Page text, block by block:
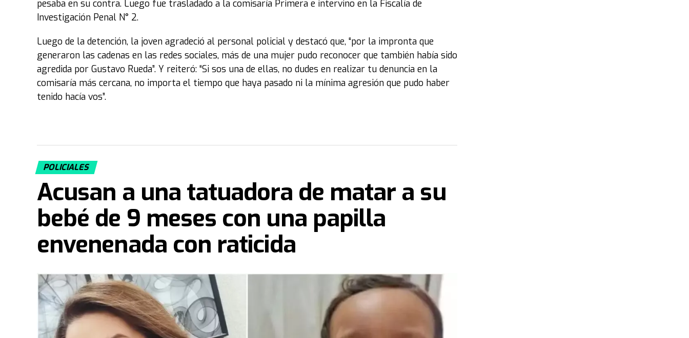
pesaba en su contra. Luego fue trasladado a la comisaría Primera e intervino en la Fiscalía de
Investigación Penal N° 2.
Luego de la detención, la joven agradeció al personal policial y destacó que, “por la impronta que
generaron las cadenas en las redes sociales, más de una mujer pudo reconocer que también había sido
agredida por Gustavo Rueda”. Y reiteró: “Si sos una de ellas, no dudes en realizar tu denuncia en la
comisaría más cercana, no importa el tiempo que haya pasado ni la mínima agresión que pudo haber
tenido hacía vos”.
POLICIALES
Acusan a una tatuadora de matar a su
bebé de 9 meses con una papilla
envenenada con raticida